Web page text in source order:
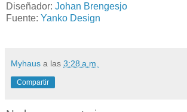
Diseñador: Johan Brengesjo
Fuente: Yanko Design
Myhaus a las 3:28 a.m.
Compartir